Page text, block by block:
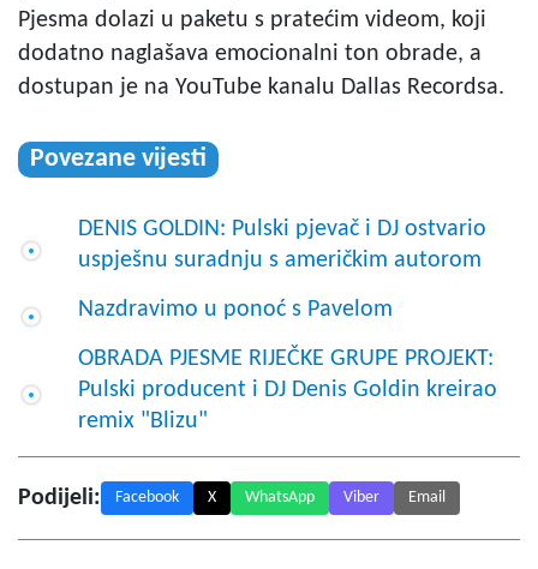
Pjesma dolazi u paketu s pratećim videom, koji
dodatno naglašava emocionalni ton obrade, a
dostupan je na YouTube kanalu Dallas Recordsa.
Povezane vijesti
DENIS GOLDIN: Pulski pjevač i DJ ostvario
uspješnu suradnju s američkim autorom
Nazdravimo u ponoć s Pavelom
OBRADA PJESME RIJEČKE GRUPE PROJEKT:
Pulski producent i DJ Denis Goldin kreirao
remix "Blizu"
Podijeli: Facebook X WhatsApp Viber Email